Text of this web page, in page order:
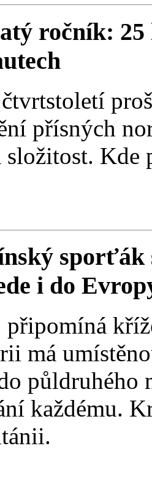
ročník:
přísných
Kde
i do
připomíná
má
půldruhého
každému.